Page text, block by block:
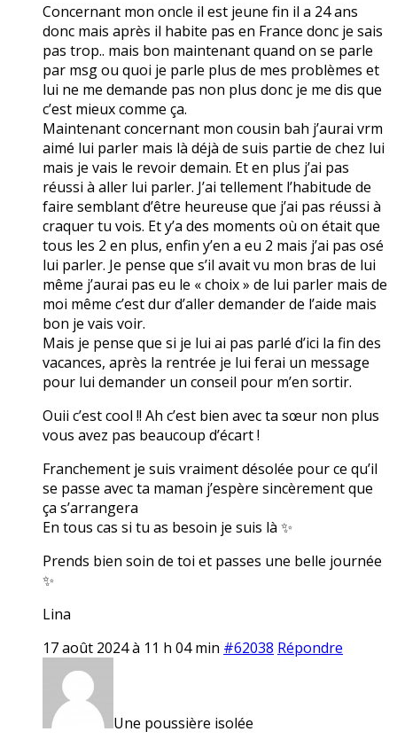
Concernant mon oncle il est jeune fin il a 24 ans
donc mais après il habite pas en France donc je sais
pas trop.. mais bon maintenant quand on se parle
par msg ou quoi je parle plus de mes problèmes et
lui ne me demande pas non plus donc je me dis que
c’est mieux comme ça.
Maintenant concernant mon cousin bah j’aurai vrm
aimé lui parler mais là déjà de suis partie de chez lui
mais je vais le revoir demain. Et en plus j’ai pas
réussi à aller lui parler. J’ai tellement l’habitude de
faire semblant d’être heureuse que j’ai pas réussi à
craquer tu vois. Et y’a des moments où on était que
tous les 2 en plus, enfin y’en a eu 2 mais j’ai pas osé
lui parler. Je pense que s’il avait vu mon bras de lui
même j’aurai pas eu le « choix » de lui parler mais de
moi même c’est dur d’aller demander de l’aide mais
bon je vais voir.
Mais je pense que si je lui ai pas parlé d’ici la fin des
vacances, après la rentrée je lui ferai un message
pour lui demander un conseil pour m’en sortir.
Ouii c’est cool !! Ah c’est bien avec ta sœur non plus
vous avez pas beaucoup d’écart !
Franchement je suis vraiment désolée pour ce qu’il
se passe avec ta maman j’espère sincèrement que
ça s’arrangera
En tous cas si tu as besoin je suis là ✨
Prends bien soin de toi et passes une belle journée
✨
Lina
17 août 2024 à 11 h 04 min #62038 Répondre
Une poussière isolée